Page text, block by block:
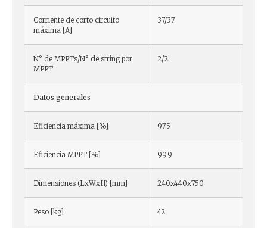
Corriente de corto circuito
máxima [A]
37/37
N° de MPPTs/N° de string por
MPPT
2/2
Datos generales
Eficiencia máxima [%] 97.5
Eficiencia MPPT [%] 99.9
Dimensiones (LxWxH) [mm] 240x440x750
Peso [kg] 42